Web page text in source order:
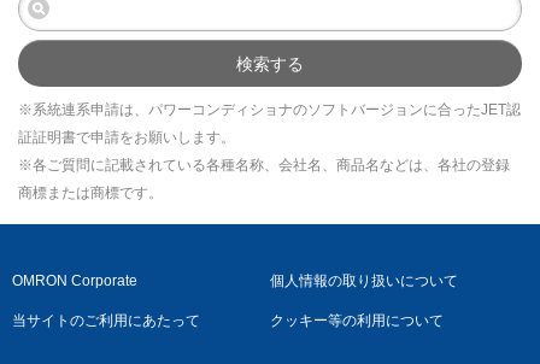
検索する
※系統連系申請は、パワーコンディショナのソフトバージョンに合ったJET認
証証明書で申請をお願いします。
※各ご質問に記載されている各種名称、会社名、商品名などは、各社の登録
商標または商標です。
OMRON Corporate 個人情報の取り扱いについて
当サイトのご利用にあたって クッキー等の利用について